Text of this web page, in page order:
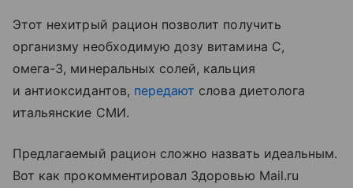
Этот нехитрый рацион позволит получить
организму необходимую дозу витамина С,
омега-3, минеральных солей, кальция
и антиоксидантов, передают слова диетолога
итальянские СМИ.
Предлагаемый рацион сложно назвать идеальным.
Вот как прокомментировал Здоровью Mail.ru